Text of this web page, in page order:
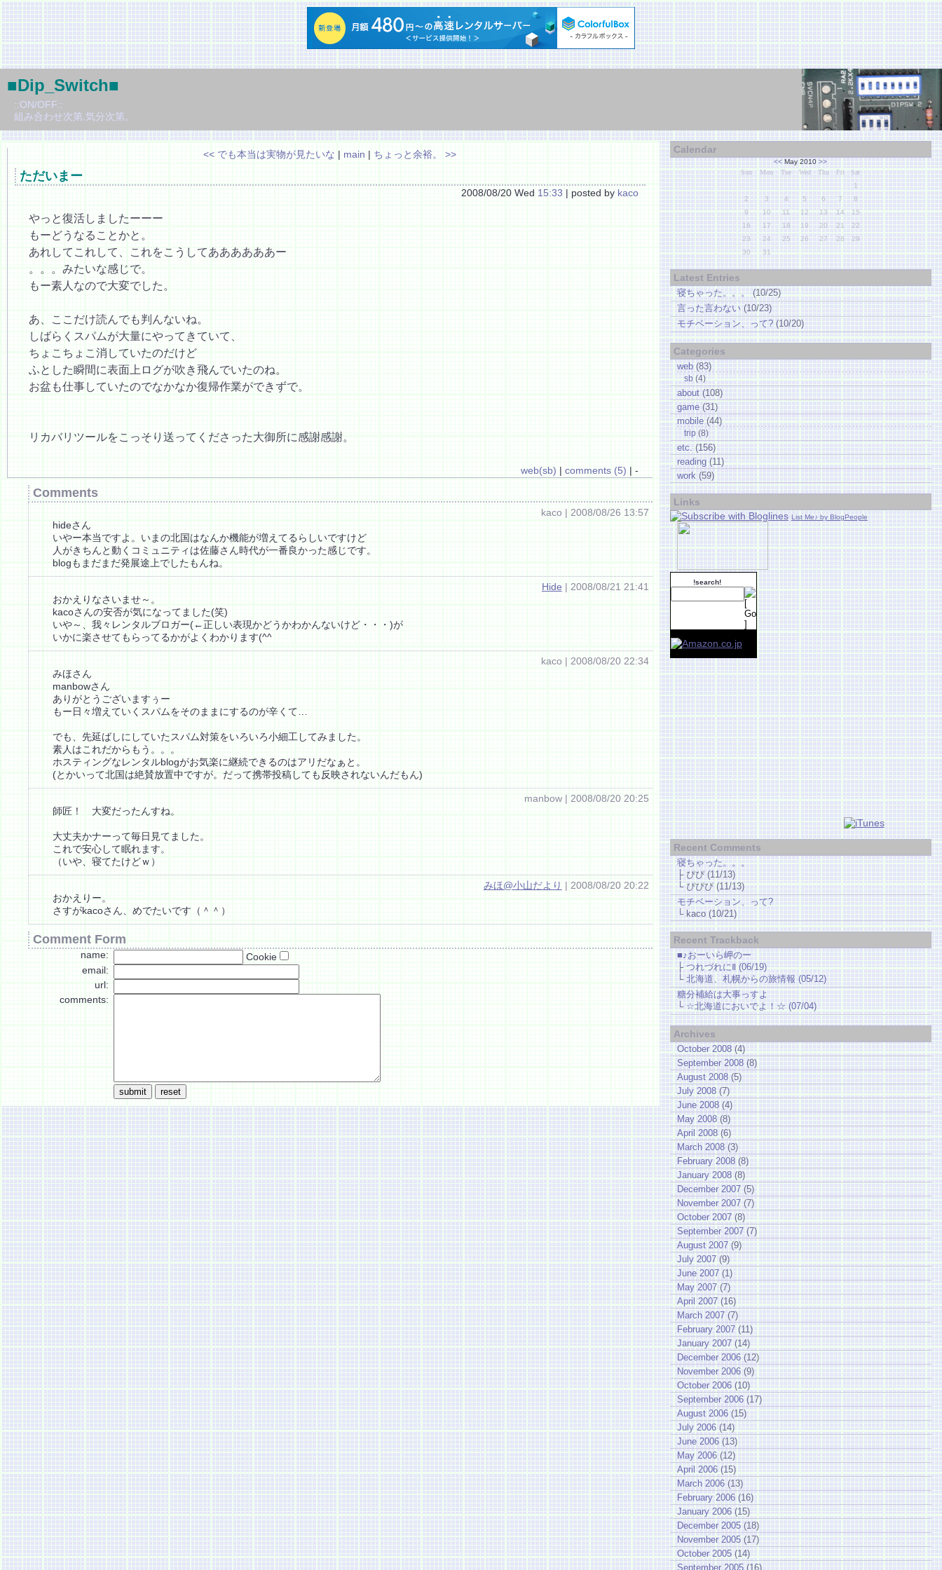
■Dip_Switch■
::ON/OFF::
組み合わせ次第,気分次第。
<< でも本当は実物が見たいな | main | ちょっと余裕。 >>
ただいまー
2008/08/20 Wed 15:33 | posted by kaco
やっと復活しましたーーー
もーどうなることかと。
あれしてこれして、これをこうしてああああああー
。。。みたいな感じで。
もー素人なので大変でした。
あ、ここだけ読んでも判んないね。
しばらくスパムが大量にやってきていて、
ちょこちょこ消していたのだけど
ふとした瞬間に表面上ログが吹き飛んでいたのね。
お盆も仕事していたのでなかなか復帰作業ができずで。
リカバリツールをこっそり送ってくださった大御所に感謝感謝。
web(sb) | comments (5) | -
Comments
kaco | 2008/08/26 13:57
hideさん
いやー本当ですよ。いまの北国はなんか機能が増えてるらしいですけど
人がきちんと動くコミュニティは佐藤さん時代が一番良かった感じです。
blogもまだまだ発展途上でしたもんね。
Hide | 2008/08/21 21:41
おかえりなさいませ～。
kacoさんの安否が気になってました(笑)
いや～、我々レンタルブロガー(←正しい表現かどうかわかんないけど・・・)が
いかに楽させてもらってるかがよくわかります(^^ゞ
kaco | 2008/08/20 22:34
みほさん
manbowさん
ありがとうございますぅー
もー日々増えていくスパムをそのままにするのが辛くて…
でも、先延ばしにしていたスパム対策をいろいろ小細工してみました。
素人はこれだからもう。。。
ホスティングなレンタルblogがお気楽に継続できるのはアリだなぁと。
(とかいって北国は絶賛放置中ですが。だって携帯投稿しても反映されないんだもん)
manbow | 2008/08/20 20:25
師匠！ 大変だったんすね。
大丈夫かナーって毎日見てました。
これで安心して眠れます。
（いや、寝てたけどｗ）
みほ@小山だより | 2008/08/20 20:22
おかえりー。
さすがkacoさん、めでたいです（＾＾）
Comment Form
name:
Cookie
email:
url:
comments:
Calendar
<<May 2010>>
Sun
Mon Tue Wed Thu Fri
Sat
1
2
3 4 5 6 7
8
9
10 11 12 13 14
15
16
17 18 19 20 21
22
23
24 25 26 27 28
29
30
31
Latest Entries
寝ちゃった。。。(10/25)
言った言わない(10/23)
モチベーション、って?(10/20)
Categories
web(83)
sb(4)
about(108)
game(31)
mobile(44)
trip(8)
etc.(156)
reading(11)
work(59)
Links
List Me♪ by BlogPeople
!search!
Recent Comments
寝ちゃった。。。
├ ぴぴ (11/13)
└ ぴぴぴ (11/13)
モチベーション、って?
└ kaco (10/21)
Recent Trackback
■♪おーいら岬のー
├つれづれにⅡ (06/19)
└北海道、札幌からの旅情報 (05/12)
糖分補給は大事っすよ
└☆北海道においでよ！☆ (07/04)
Archives
October 2008(4)
September 2008(8)
August 2008(5)
July 2008(7)
June 2008(4)
May 2008(8)
April 2008(6)
March 2008(3)
February 2008(8)
January 2008(8)
December 2007(5)
November 2007(7)
October 2007(8)
September 2007(7)
August 2007(9)
July 2007(9)
June 2007(1)
May 2007(7)
April 2007(16)
March 2007(7)
February 2007(11)
January 2007(14)
December 2006(12)
November 2006(9)
October 2006(10)
September 2006(17)
August 2006(15)
July 2006(14)
June 2006(13)
May 2006(12)
April 2006(15)
March 2006(13)
February 2006(16)
January 2006(15)
December 2005(18)
November 2005(17)
October 2005(14)
September 2005(16)